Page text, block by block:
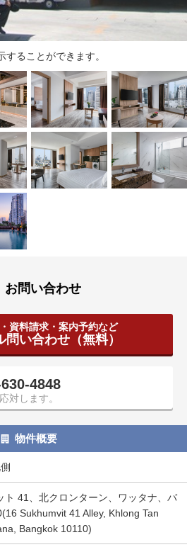
ることができます。
お問い合わせ
資料請求・案内予約など
問い合わせ（無料）
4848
対します。
物件概要
ト 41、北クロンターン、ワッタナ、バ
Sukhumvit 41 Alley, Khlong Tan
Bangkok 10110)